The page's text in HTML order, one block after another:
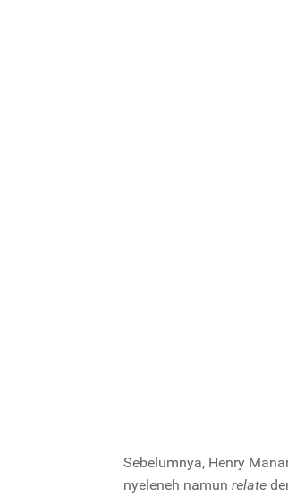
Sebelumnya, Henry
nyeleneh namun relate